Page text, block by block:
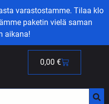
varastostamme. Tilaa klo
paketin vielä saman
aikana!
0,00 €